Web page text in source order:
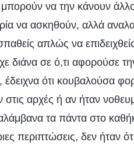
να την κάνουν
να ασκηθούν, αλλά
απλώς να
διάνα σε ό,τι αφορούσε
ότι κουβαλούσα
στις αρχές ή αν ήταν
τα πάντα στο
περιπτώσεις, δεν ήταν